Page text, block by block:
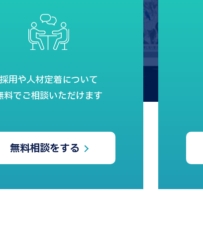
採用や人材定着について
料でご相談いただけます
無料相談をする